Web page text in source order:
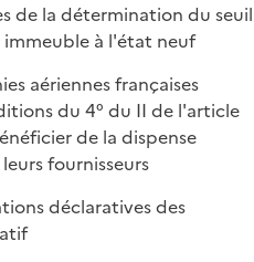
de la détermination du seuil
à l'état neuf
aériennes françaises
du 4° du II de l'article
de la dispense
fournisseurs
déclaratives des